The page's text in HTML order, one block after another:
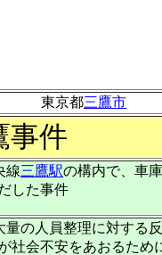
東京都三鷹市
事件
線三鷹駅の構内で、車
した事件
量の人員整理に対する
社会不安をあおるため